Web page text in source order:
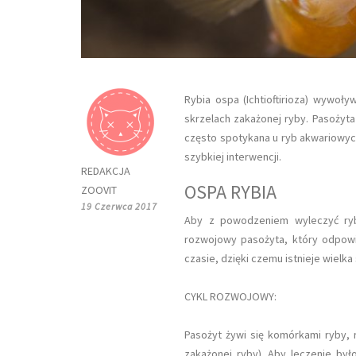
REDAKCJA
ZOOVIT
19 Czerwca 2017
Rybia ospa (Ichtioftirioza)
skrzelach zakażonej ryby.
często spotykana u ryb
szybkiej interwencji.
OSPA RYBIA
Aby z powodzeniem wyleczyć
rozwojowy pasożyta, który
czasie, dzięki czemu istnieje
CYKL ROZWOJOWY:
Pasożyt żywi się komórkami ryby,